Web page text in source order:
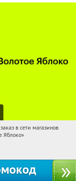
Получи первым!
в сети магазинов
Яблоко»